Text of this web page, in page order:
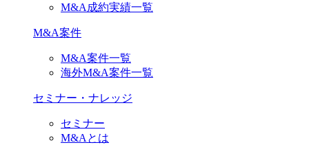
M&A成約実績一覧
M&A案件
M&A案件一覧
海外M&A案件一覧
セミナー・ナレッジ
セミナー
M&Aとは